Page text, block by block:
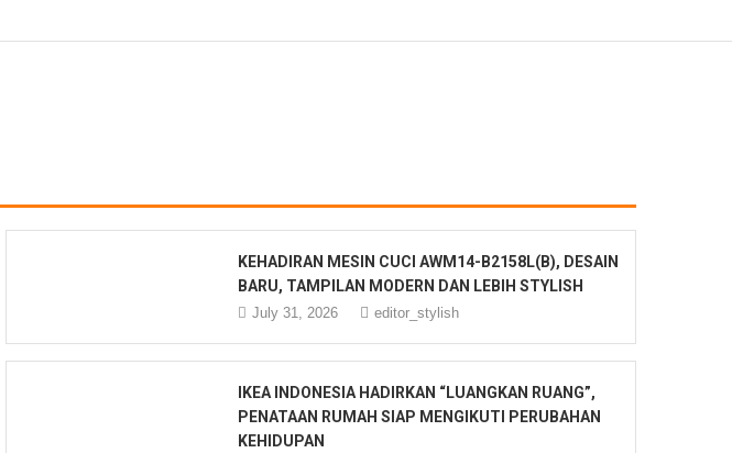
KEHADIRAN MESIN CUCI AWM14-B2158L(B), DESAIN
BARU, TAMPILAN MODERN DAN LEBIH STYLISH
July 31, 2026 editor_stylish
IKEA INDONESIA HADIRKAN “LUANGKAN RUANG”,
PENATAAN RUMAH SIAP MENGIKUTI PERUBAHAN
KEHIDUPAN